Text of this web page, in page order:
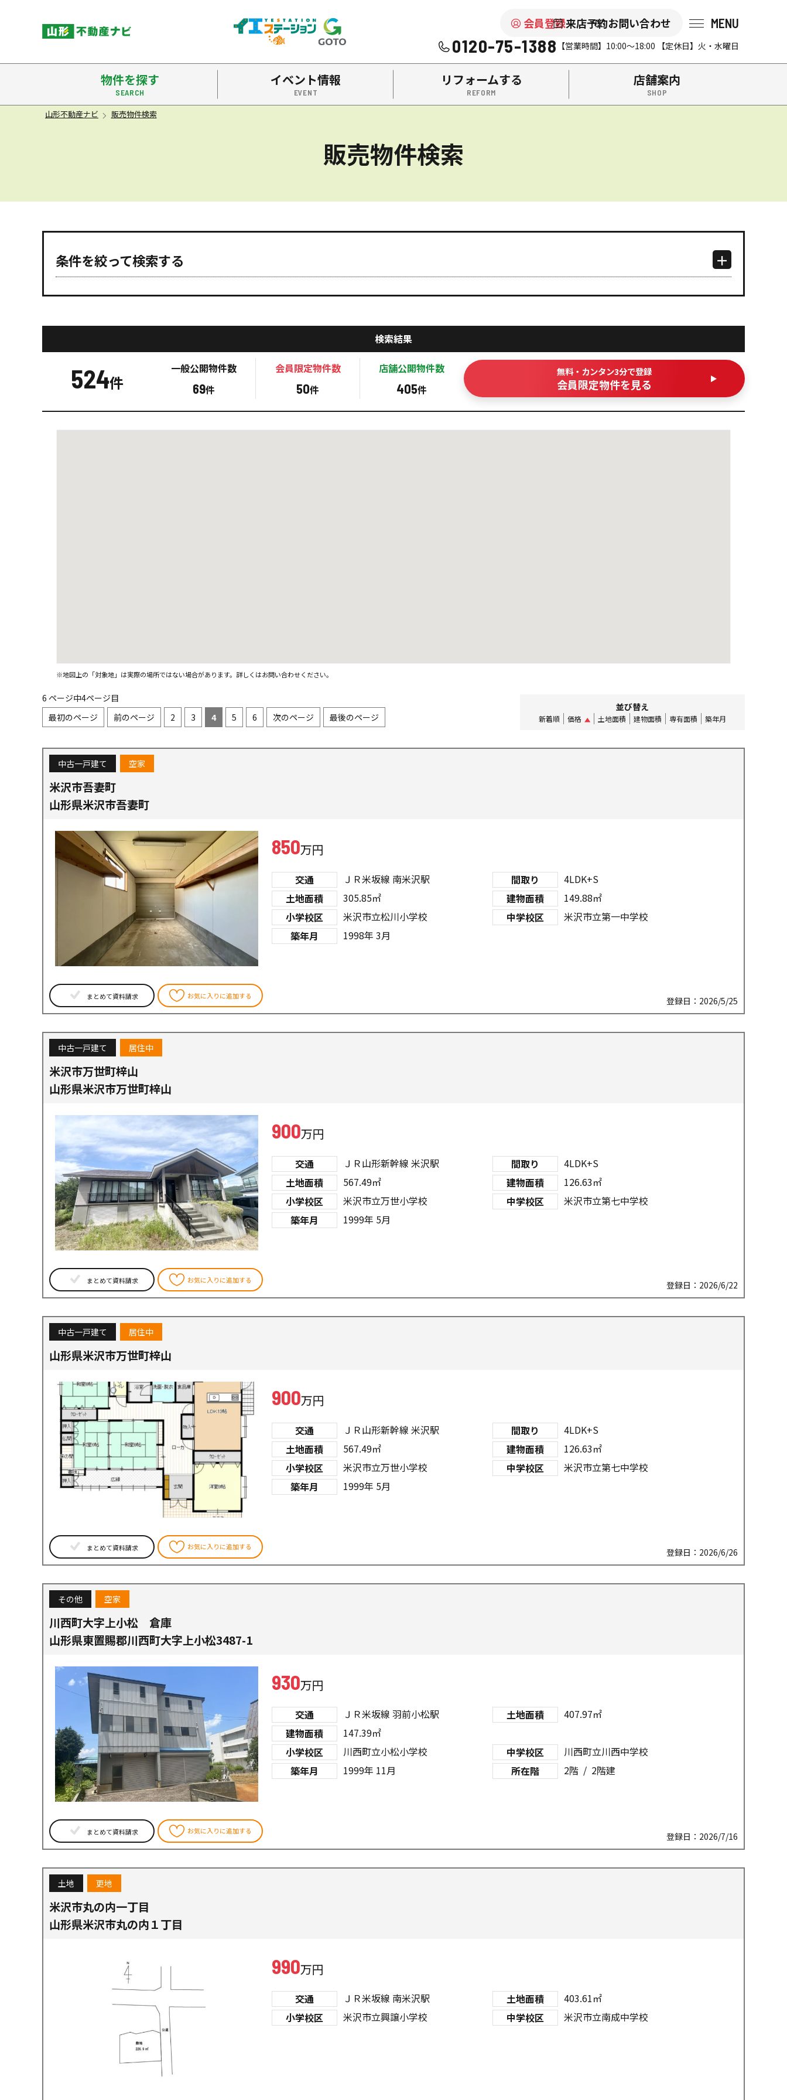
米沢市を中心に南陽市・高畠町・長井市の不動産をお探しなら、株式会社後藤組（イエステーション米沢店・南陽店）の『山形不
会員登録来店予約お問い合わせ MENU
0120-75-1388 【営業時間】10:00～18:00 【定休日】火・水曜日
物件を探す イベント情報 リフォームする 店舗案内
山形不動産ナビ 販売物件検索
販売物件検索
条件を絞って検索する
検索結果
524件
一般公開物件数
69件
会員限定物件数
50件
店舗公開物件数
405件
無料・カンタン3分で登録
会員限定物件を見る
※地図上の「対象地」は実際の場所ではない場合があります。詳しくはお問い合わせください。
6 ページ中4ページ目
最初のページ
前のページ 2 3 4 5 6 次のページ 最後のページ
並び替え
新着順 価格 土地面積 建物面積 専有面積 築年月
中古一戸建て 空家
米沢市吾妻町
山形県米沢市吾妻町
850万円
交通 ＪＲ米坂線 南米沢駅 間取り
4LDK+S
土地面積
305.85㎡ 建物面積
149.88㎡
小学校区
米沢市立松川小学校 中学校区
米沢市立第一中学校
築年月
1998年 3月
まとめて資料請求 お気に入りに追加する 登録日：2026/5/25
中古一戸建て 居住中
米沢市万世町梓山
山形県米沢市万世町梓山
900万円
交通 ＪＲ山形新幹線 米沢駅 間取り
4LDK+S
土地面積
567.49㎡ 建物面積
126.63㎡
小学校区
米沢市立万世小学校 中学校区
米沢市立第七中学校
築年月
1999年 5月
まとめて資料請求 お気に入りに追加する 登録日：2026/6/22
中古一戸建て 居住中
山形県米沢市万世町梓山
900万円
交通 ＪＲ山形新幹線 米沢駅 間取り
4LDK+S
土地面積
567.49㎡ 建物面積
126.63㎡
小学校区
米沢市立万世小学校 中学校区
米沢市立第七中学校
築年月
1999年 5月
まとめて資料請求 お気に入りに追加する 登録日：2026/6/26
その他 空家
川西町大字上小松 倉庫
山形県東置賜郡川西町大字上小松3487-1
930万円
交通 ＪＲ米坂線 羽前小松駅 土地面積
407.97㎡
建物面積
147.39㎡
小学校区
川西町立小松小学校 中学校区
川西町立川西中学校
築年月
1999年 11月 所在階 2階 / 2階建
まとめて資料請求 お気に入りに追加する 登録日：2026/7/16
土地 更地
米沢市丸の内一丁目
山形県米沢市丸の内１丁目
990万円
交通 ＪＲ米坂線 南米沢駅 土地面積
403.61㎡
小学校区
米沢市立興譲小学校 中学校区 米沢市立南成中学校